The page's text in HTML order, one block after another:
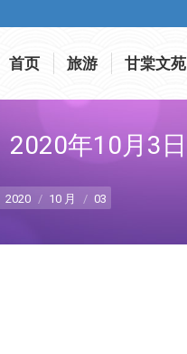
首页 旅游 甘棠文苑
2020年10月3日
2020 10 月 03
首页 旅游 甘棠文苑